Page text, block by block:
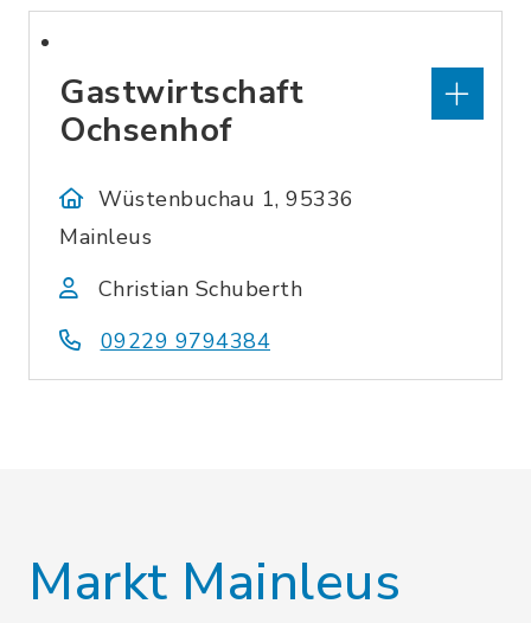
Gastwirtschaft
Ochsenhof
Wüstenbuchau 1, 95336
Mainleus
Christian Schuberth
09229 9794384
Markt Mainleus